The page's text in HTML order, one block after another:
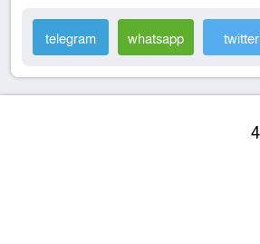
twitter
whatsapp
telegram